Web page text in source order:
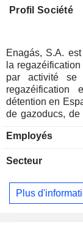
Profil Société
Enagás, S.A.
la
par activité se
détention en
de gazoducs,
Employés
Secteur
Plus